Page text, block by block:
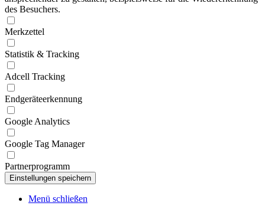
des Besuchers.
Merkzettel
Statistik & Tracking
Adcell Tracking
Endgeräteerkennung
Google Analytics
Google Tag Manager
Partnerprogramm
Menü schließen